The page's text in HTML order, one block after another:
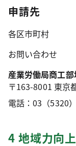
申請先
各区市町村
お問い合わせ
産業労働局商工
〒163-8001 東京
電話：03（5320
4 地域力向